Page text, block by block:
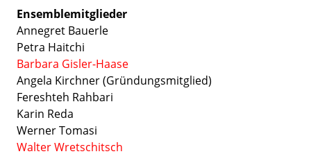
Ensemblemitglieder
Annegret Bauerle
Petra Haitchi
Barbara Gisler-Haase
Angela Kirchner (Gründungsmitglied)
Fereshteh Rahbari
Karin Reda
Werner Tomasi
Walter Wretschitsch